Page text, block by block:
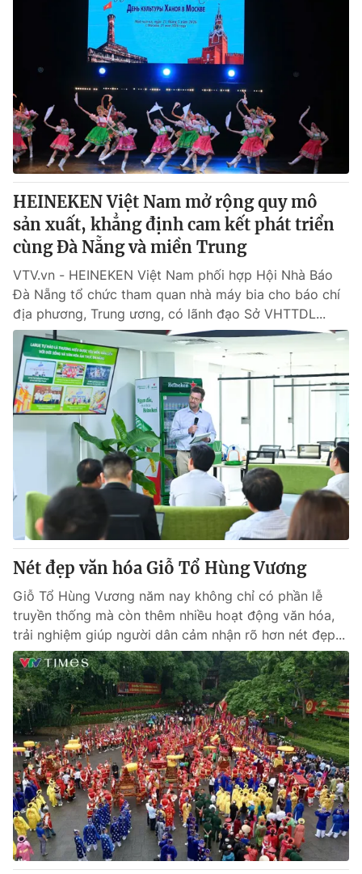
® Cấm sao chép dưới mọi hình thức nếu không có sự chấp
thuận bằng văn bản. Ghi rõ nguồn VTV.vn khi phát hành lại
thông tin từ website này.
HEINEKEN Việt Nam mở rộng quy mô
sản xuất, khẳng định cam kết phát triển
cùng Đà Nẵng và miền Trung
VTV.vn - HEINEKEN Việt Nam phối hợp Hội Nhà Báo
Đà Nẵng tổ chức tham quan nhà máy bia cho báo chí
địa phương, Trung ương, có lãnh đạo Sở VHTTDL...
Nét đẹp văn hóa Giỗ Tổ Hùng Vương
Giỗ Tổ Hùng Vương năm nay không chỉ có phần lễ
truyền thống mà còn thêm nhiều hoạt động văn hóa,
trải nghiệm giúp người dân cảm nhận rõ hơn nét đẹp...